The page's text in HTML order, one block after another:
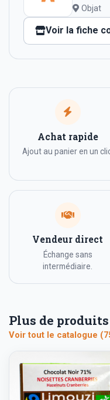
Objat
Voir la fiche
Achat rapide
Ajout au panier en un
Vendeur direct
Échange sans
intermédiaire.
Plus de
Voir tout le catalogue